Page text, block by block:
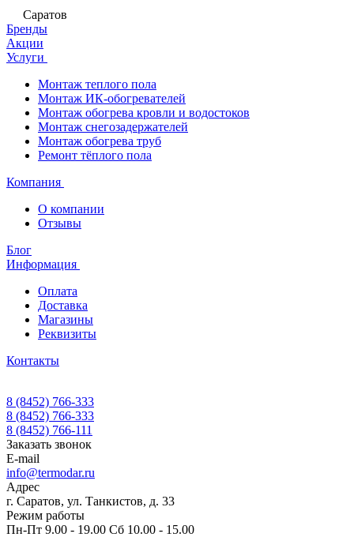
Саратов
Бренды
Акции
Услуги
Монтаж теплого пола
Монтаж ИК-обогревателей
Монтаж обогрева кровли и водостоков
Монтаж снегозадержателей
Монтаж обогрева труб
Ремонт тёплого пола
Компания
О компании
Отзывы
Блог
Информация
Оплата
Доставка
Магазины
Реквизиты
Контакты
8 (8452) 766-333
8 (8452) 766-333
8 (8452) 766-111
Заказать звонок
E-mail
info@termodar.ru
Адрес
г. Саратов, ул. Танкистов, д. 33
Режим работы
Пн-Пт 9.00 - 19.00 Сб 10.00 - 15.00